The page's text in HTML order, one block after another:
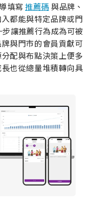
填寫推薦碼 與品牌、
都能與特定品牌或門
步讓推薦行為成為可被
與門市的會員貢獻可
配與布點決策上便多
也從總量堆積轉向具